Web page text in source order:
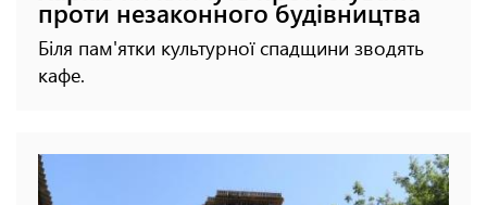
проти незаконного будівництва
Біля пам'ятки культурної спадщини зводять
кафе.